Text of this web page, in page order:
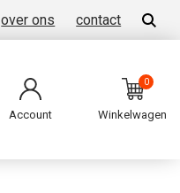
over ons contact
Account
0
Winkelwagen